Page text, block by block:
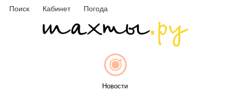
Поиск Кабинет Погода
Новости